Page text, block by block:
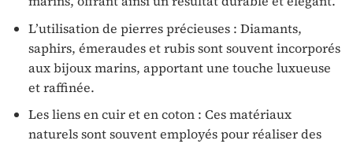
L’utilisation de pierres précieuses : Diamants,
saphirs, émeraudes et rubis sont souvent incorporés
aux bijoux marins, apportant une touche luxueuse
et raffinée.
Les liens en cuir et en coton : Ces matériaux
naturels sont souvent employés pour réaliser des